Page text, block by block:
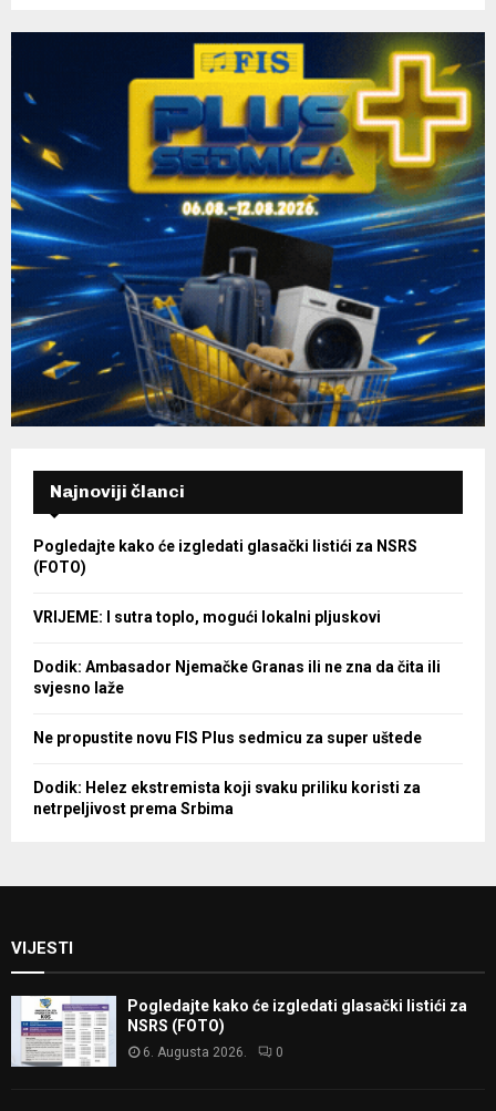
H
Najnoviji članci
Pogledajte kako će izgledati glasački listići za NSRS
(FOTO)
VRIJEME: I sutra toplo, mogući lokalni pljuskovi
Dodik: Ambasador Njemačke Granas ili ne zna da čita ili
svjesno laže
Ne propustite novu FIS Plus sedmicu za super uštede
Dodik: Helez ekstremista koji svaku priliku koristi za
netrpeljivost prema Srbima
VIJESTI
Pogledajte kako će izgledati glasački listići za
NSRS (FOTO)
6. Augusta 2026. 0